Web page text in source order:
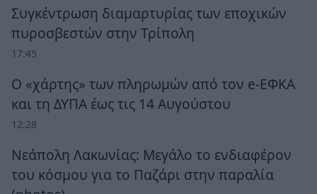
Συγκέντρωση διαμαρτυρίας των εποχικών
πυροσβεστών στην Τρίπολη
17:45
Ο «χάρτης» των πληρωμών από τον e-ΕΦΚΑ
και τη ΔΥΠΑ έως τις 14 Αυγούστου
12:28
Νεάπολη Λακωνίας: Μεγάλο το ενδιαφέρον
του κόσμου για το Παζάρι στην παραλία